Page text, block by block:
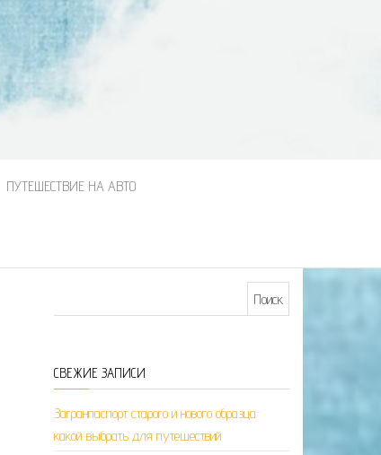
ПУТЕШЕСТВИЕ НА АВТО
СВЕЖИЕ ЗАПИСИ
Загранпаспорт старого и нового образца:
какой выбрать для путешествий